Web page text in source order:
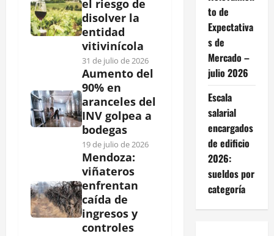
el riesgo de
disolver la
entidad
vitivinícola
31 de julio de 2026
Aumento del
90% en
aranceles del
INV golpea a
bodegas
19 de julio de 2026
Mendoza:
viñateros
enfrentan
caída de
ingresos y
controles
to de
Expectativa
s de
Mercado –
julio 2026
Escala
salarial
encargados
de edificio
2026:
sueldos por
categoría